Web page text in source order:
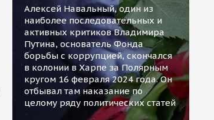
Алексей Навальный, один из
наиболее последовательных и
активных критиков Владимира
Путина, основатель Фонда
борьбы с коррупцией, скончался
в колонии в Харпе за Полярным
кругом 16 февраля 2024 года. Он
отбывал там наказание по
целому ряду политических статей